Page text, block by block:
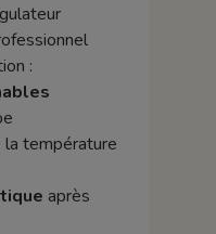
:
température
après